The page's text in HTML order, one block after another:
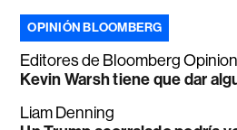
OPINIÓN BLOOMBERG
Editores de Bloomberg Opinion
Kevin Warsh tiene que dar
Liam Denning